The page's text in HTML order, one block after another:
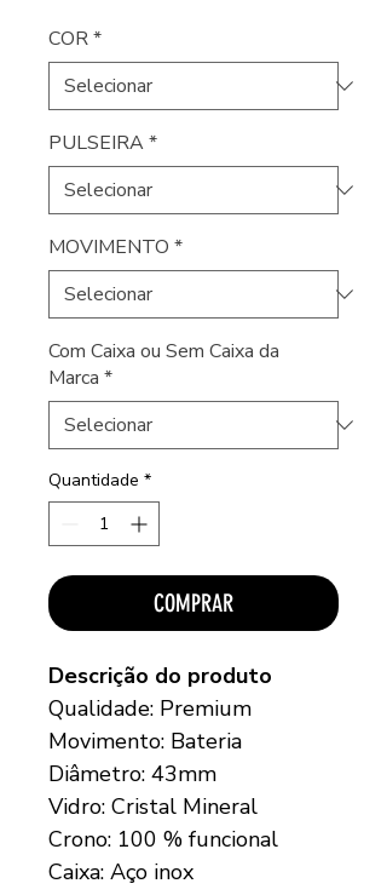
COR*
PULSEIRA*
MOVIMENTO *
Com Caixa ou Sem Caixa da
Marca *
Quantidade *
COMPRAR
Descrição do produto
Qualidade: Premium
Movimento: Bateria
Diâmetro: 43mm
Vidro: Cristal Mineral
Crono: 100 % funcional
Caixa: Aço inox